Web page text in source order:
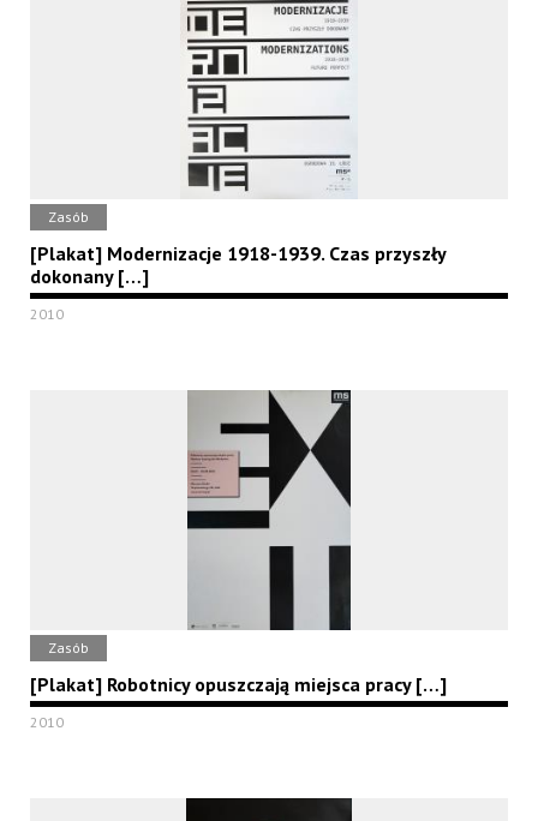
Zasób
[Plakat] Modernizacje 1918-1939. Czas przyszły
dokonany […]
2010
Zasób
[Plakat] Robotnicy opuszczają miejsca pracy […]
2010